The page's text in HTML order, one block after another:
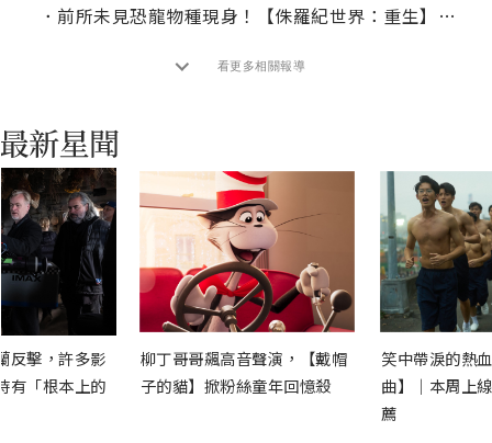
． 前所未見恐龍物種現身！【侏羅紀世界：重生】全新終極版預告震撼曝光！
看更多相關報導
反擊，許多影
有「根本上的
柳丁哥哥飆高音聲演，【戴帽
子的貓】掀粉絲童年回憶殺
笑中帶淚的熱
曲】｜本周上
薦